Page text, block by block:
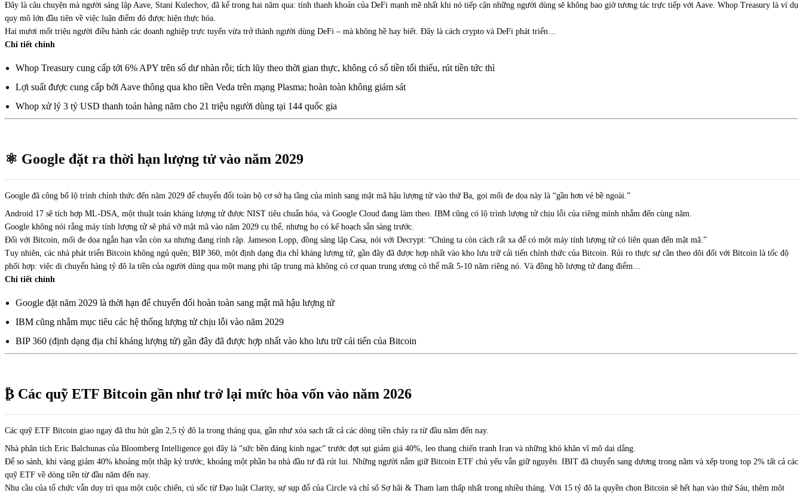
Đây là câu chuyện mà người sáng lập Aave, Stani Kulechov, đã kể trong hai năm qua: tính thanh khoản của DeFi mạnh mẽ nhất khi nó tiếp cận những người dùng sẽ không bao giờ tương tác trực tiếp với Aave. Whop Treasury là ví dụ
quy mô lớn đầu tiên về việc luận điểm đó được hiện thực hóa.
Hai mươi mốt triệu người điều hành các doanh nghiệp trực tuyến vừa trở thành người dùng DeFi – mà không hề hay biết. Đây là cách crypto và DeFi phát triển…
Chi tiết chính
Whop Treasury cung cấp tới 6% APY trên số dư nhàn rỗi; tích lũy theo thời gian thực, không có số tiền tối thiểu, rút tiền tức thì
Lợi suất được cung cấp bởi Aave thông qua kho tiền Veda trên mạng Plasma; hoàn toàn không giám sát
Whop xử lý 3 tỷ USD thanh toán hàng năm cho 21 triệu người dùng tại 144 quốc gia
⚛️ Google đặt ra thời hạn lượng tử vào năm 2029
Google đã công bố lộ trình chính thức đến năm 2029 để chuyển đổi toàn bộ cơ sở hạ tầng của mình sang mật mã hậu lượng tử vào thứ Ba, gọi mối đe dọa này là “gần hơn vẻ bề ngoài.”
Android 17 sẽ tích hợp ML-DSA, một thuật toán kháng lượng tử được NIST tiêu chuẩn hóa, và Google Cloud đang làm theo. IBM cũng có lộ trình lượng tử chịu lỗi của riêng mình nhắm đến cùng năm.
Google không nói rằng máy tính lượng tử sẽ phá vỡ mật mã vào năm 2029 cụ thể, nhưng họ có kế hoạch sẵn sàng trước.
Đối với Bitcoin, mối đe dọa ngắn hạn vẫn còn xa nhưng đang rình rập. Jameson Lopp, đồng sáng lập Casa, nói với Decrypt: “Chúng ta còn cách rất xa để có một máy tính lượng tử có liên quan đến mật mã.”
Tuy nhiên, các nhà phát triển Bitcoin không ngủ quên; BIP 360, một định dạng địa chỉ kháng lượng tử, gần đây đã được hợp nhất vào kho lưu trữ cải tiến chính thức của Bitcoin. Rủi ro thực sự cần theo dõi đối với Bitcoin là tốc độ
phối hợp: việc di chuyển hàng tỷ đô la tiền của người dùng qua một mạng phi tập trung mà không có cơ quan trung ương có thể mất 5-10 năm riêng nó. Và đồng hồ lượng tử đang điểm…
Chi tiết chính
Google đặt năm 2029 là thời hạn để chuyển đổi hoàn toàn sang mật mã hậu lượng tử
IBM cũng nhắm mục tiêu các hệ thống lượng tử chịu lỗi vào năm 2029
BIP 360 (định dạng địa chỉ kháng lượng tử) gần đây đã được hợp nhất vào kho lưu trữ cải tiến của Bitcoin
₿ Các quỹ ETF Bitcoin gần như trở lại mức hòa vốn vào năm 2026
Các quỹ ETF Bitcoin giao ngay đã thu hút gần 2,5 tỷ đô la trong tháng qua, gần như xóa sạch tất cả các dòng tiền chảy ra từ đầu năm đến nay.
Nhà phân tích Eric Balchunas của Bloomberg Intelligence gọi đây là “sức bền đáng kinh ngạc” trước đợt sụt giảm giá 40%, leo thang chiến tranh Iran và những khó khăn vĩ mô dai dẳng.
Để so sánh, khi vàng giảm 40% khoảng một thập kỷ trước, khoảng một phần ba nhà đầu tư đã rút lui. Những người nắm giữ Bitcoin ETF chủ yếu vẫn giữ nguyên. IBIT đã chuyển sang dương trong năm và xếp trong top 2% tất cả các
quỹ ETF về dòng tiền từ đầu năm đến nay.
Nhu cầu của tổ chức vẫn duy trì qua một cuộc chiến, cú sốc từ Đạo luật Clarity, sự sụp đổ của Circle và chỉ số Sợ hãi & Tham lam thấp nhất trong nhiều tháng. Với 15 tỷ đô la quyền chọn Bitcoin sẽ hết hạn vào thứ Sáu, thêm một